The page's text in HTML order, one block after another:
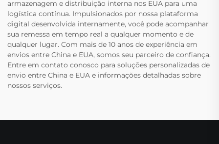
armazenagem e distribuição interna nos EUA para uma
logística contínua. Impulsionados por nossa plataforma
digital desenvolvida internamente, você pode acompanhar
sua remessa em tempo real a qualquer momento e de
qualquer lugar. Com mais de 10 anos de experiência em
envios entre China e EUA, somos seu parceiro de confiança.
Entre em contato conosco para soluções personalizadas de
envio entre China e EUA e informações detalhadas sobre
nossos serviços.